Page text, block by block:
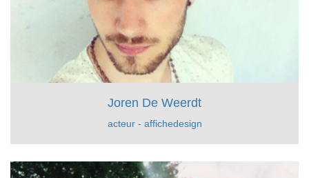
Joren De Weerdt
acteur - affichedesign